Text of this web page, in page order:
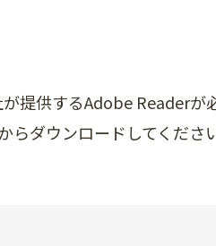
提供するAdobe Readerが
ダウンロードしてくださ